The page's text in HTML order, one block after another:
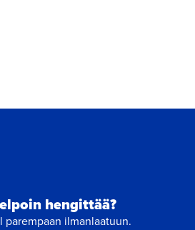
hengittää?
ilmanlaatuun.